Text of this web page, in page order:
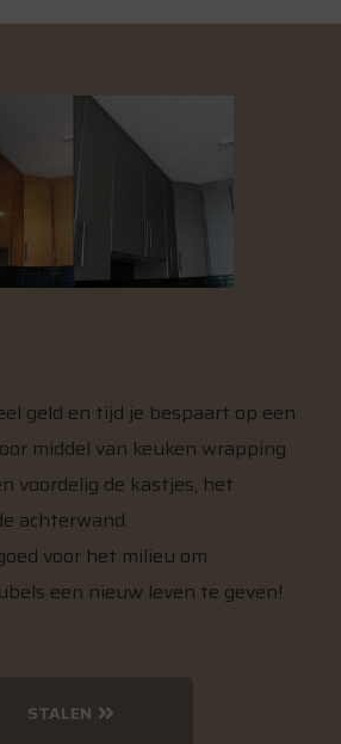
geld en tijd je bespaart op een
middel van keuken wrapping
voordelig de kastjes, het
achterwand.
voor het milieu om
een nieuw leven te geven!
STALEN